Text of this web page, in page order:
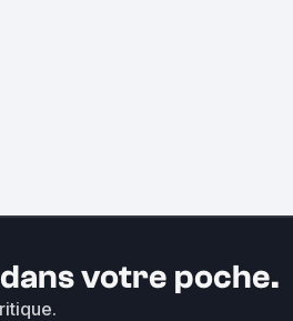
votre poche.